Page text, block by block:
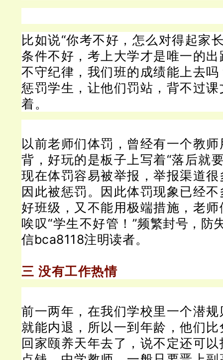
比如说“你考不好，怎么对得起家
条件不好，考上大学才是唯一的出
不守纪律，我们班的成绩能上去吗
惩罚学生，让他们罚站，背不过
着。
以前老师们体罚，曾经有一个教
背，好玩的是板子上写着“落后就
现在体罚容易被举报，举报渠道
因此被惩罚。 因此体罚现象已经不
好班级，又不能用极端措施，老
唉叹“学生不好管！ ”频繁封号，防
信bca8118注明读者。
三 没有工作热情
前一两年，在我们学校里一个潜
就能内退，所以一到年龄，他们
回家颐养天年去了，说不定还可